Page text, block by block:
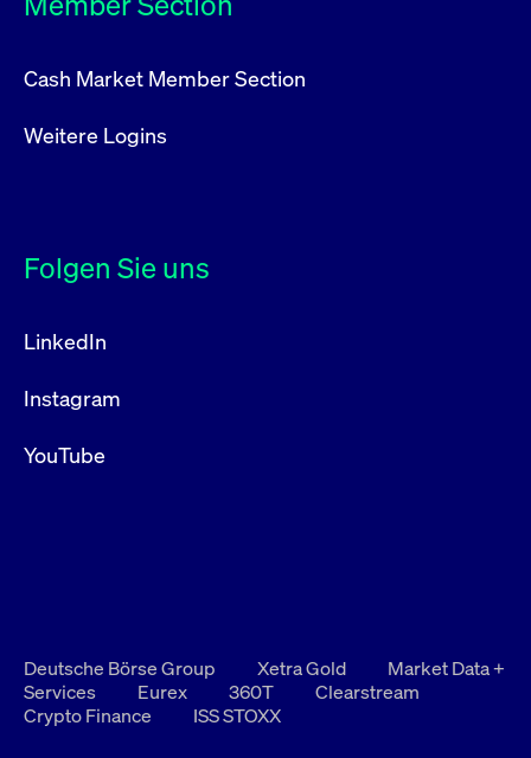
Cash Market Member Section
Weitere Logins
Folgen Sie uns
LinkedIn
Instagram
YouTube
Deutsche Börse Group Xetra Gold
Market Data +
Services
Eurex 360T
Clearstream
Crypto Finance
ISS STOXX